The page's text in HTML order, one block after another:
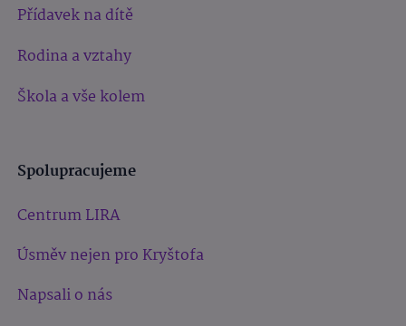
Přídavek na dítě
Rodina a vztahy
Škola a vše kolem
Spolupracujeme
Centrum LIRA
Úsměv nejen pro Kryštofa
Napsali o nás